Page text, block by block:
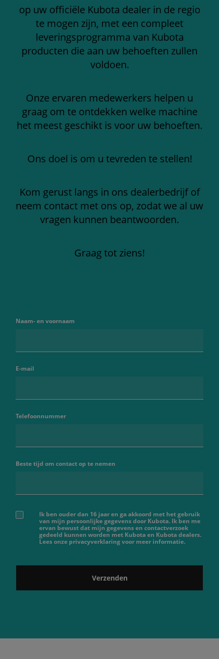
op uw officiële Kubota dealer in de regio
te mogen zijn, met een compleet
leveringsprogramma van Kubota
producten die aan uw behoeften zullen
voldoen.
Onze ervaren medewerkers helpen u
graag om te ontdekken welke machine
het meest geschikt is voor uw behoeften.
Ons doel is om u tevreden te stellen!
Kom gerust langs in ons dealerbedrijf of
neem contact met ons op, zodat we al uw
vragen kunnen beantwoorden.
Graag tot ziens!
Naam- en voornaam
E-mail
Telefoonnummer
Beste tijd om contact op te nemen
Ik ben ouder dan 16 jaar en ga akkoord met het gebruik
van mijn persoonlijke gegevens door Kubota. Ik ben me
ervan bewust dat mijn gegevens en contactverzoek
gedeeld kunnen worden met Kubota en Kubota dealers.
Lees onze privacyverklaring voor meer informatie.
Verzenden